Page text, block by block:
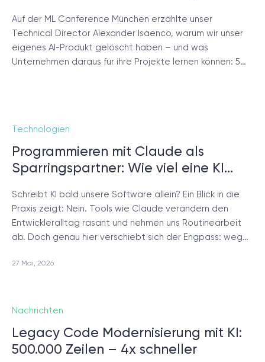
Auf der ML Conference München erzählte unser
Technical Director Alexander Isaenco, warum wir unser
eigenes AI-Produkt gelöscht haben – und was
Unternehmen daraus für ihre Projekte lernen können: 5…
Technologien
Programmieren mit Claude als
Sparringspartner: Wie viel eine KI…
Schreibt KI bald unsere Software allein? Ein Blick in die
Praxis zeigt: Nein. Tools wie Claude verändern den
Entwickleralltag rasant und nehmen uns Routinearbeit
ab. Doch genau hier verschiebt sich der Engpass: weg…
27 Mai, 2026
Nachrichten
Legacy Code Modernisierung mit KI:
500.000 Zeilen – 4x schneller
հայերեն
English (UK)
Deutsch
Dansk
English
© 2000 – 2026 WaveAccess , All Rights Reserved.
Datenschutzrichtlinie